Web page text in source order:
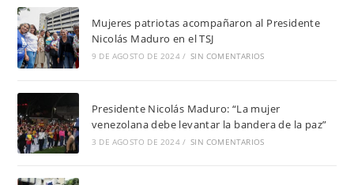
Mujeres patriotas acompañaron al Presidente
Nicolás Maduro en el TSJ
9 DE AGOSTO DE 2024 / SIN COMENTARIOS
Presidente Nicolás Maduro: “La mujer
venezolana debe levantar la bandera de la paz”
3 DE AGOSTO DE 2024 / SIN COMENTARIOS